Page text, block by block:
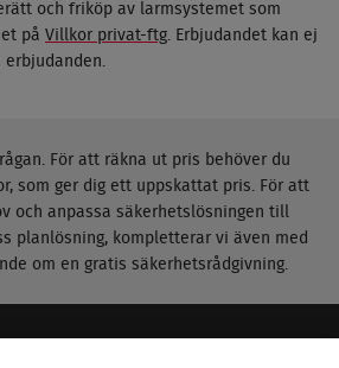
och friköp av larmsystemet som
på Villkor privat-ftg. Erbjudandet kan ej
erbjudanden.
För att räkna ut pris behöver du
som ger dig ett uppskattat pris. För att
och anpassa säkerhetslösningen till
planlösning, kompletterar vi även med
om en gratis säkerhetsrådgivning.